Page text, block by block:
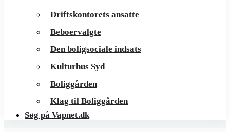
Driftskontorets ansatte
Beboervalgte
Den boligsociale indsats
Kulturhus Syd
Boliggården
Klag til Boliggården
Søg på Vapnet.dk